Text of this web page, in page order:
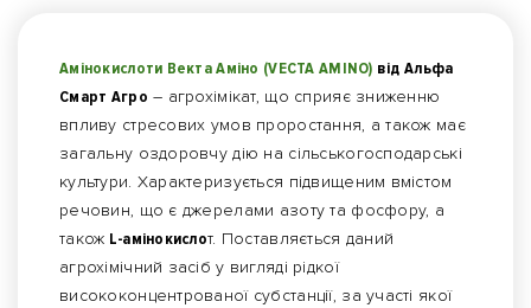
Амінокислоти Векта Аміно (VECTA AMINO) від Альфа
Смарт Агро – агрохімікат, що сприяє зниженню
впливу стресових умов проростання, а також має
загальну оздоровчу дію на сільськогосподарські
культури. Характеризується підвищеним вмістом
речовин, що є джерелами азоту та фосфору, а
також L-амінокислот. Поставляється даний
агрохімічний засіб у вигляді рідкої
висококонцентрованої субстанції, за участі якої